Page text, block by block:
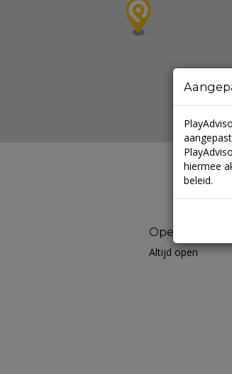
Openingstijden
Altijd open
hiermee
beleid.